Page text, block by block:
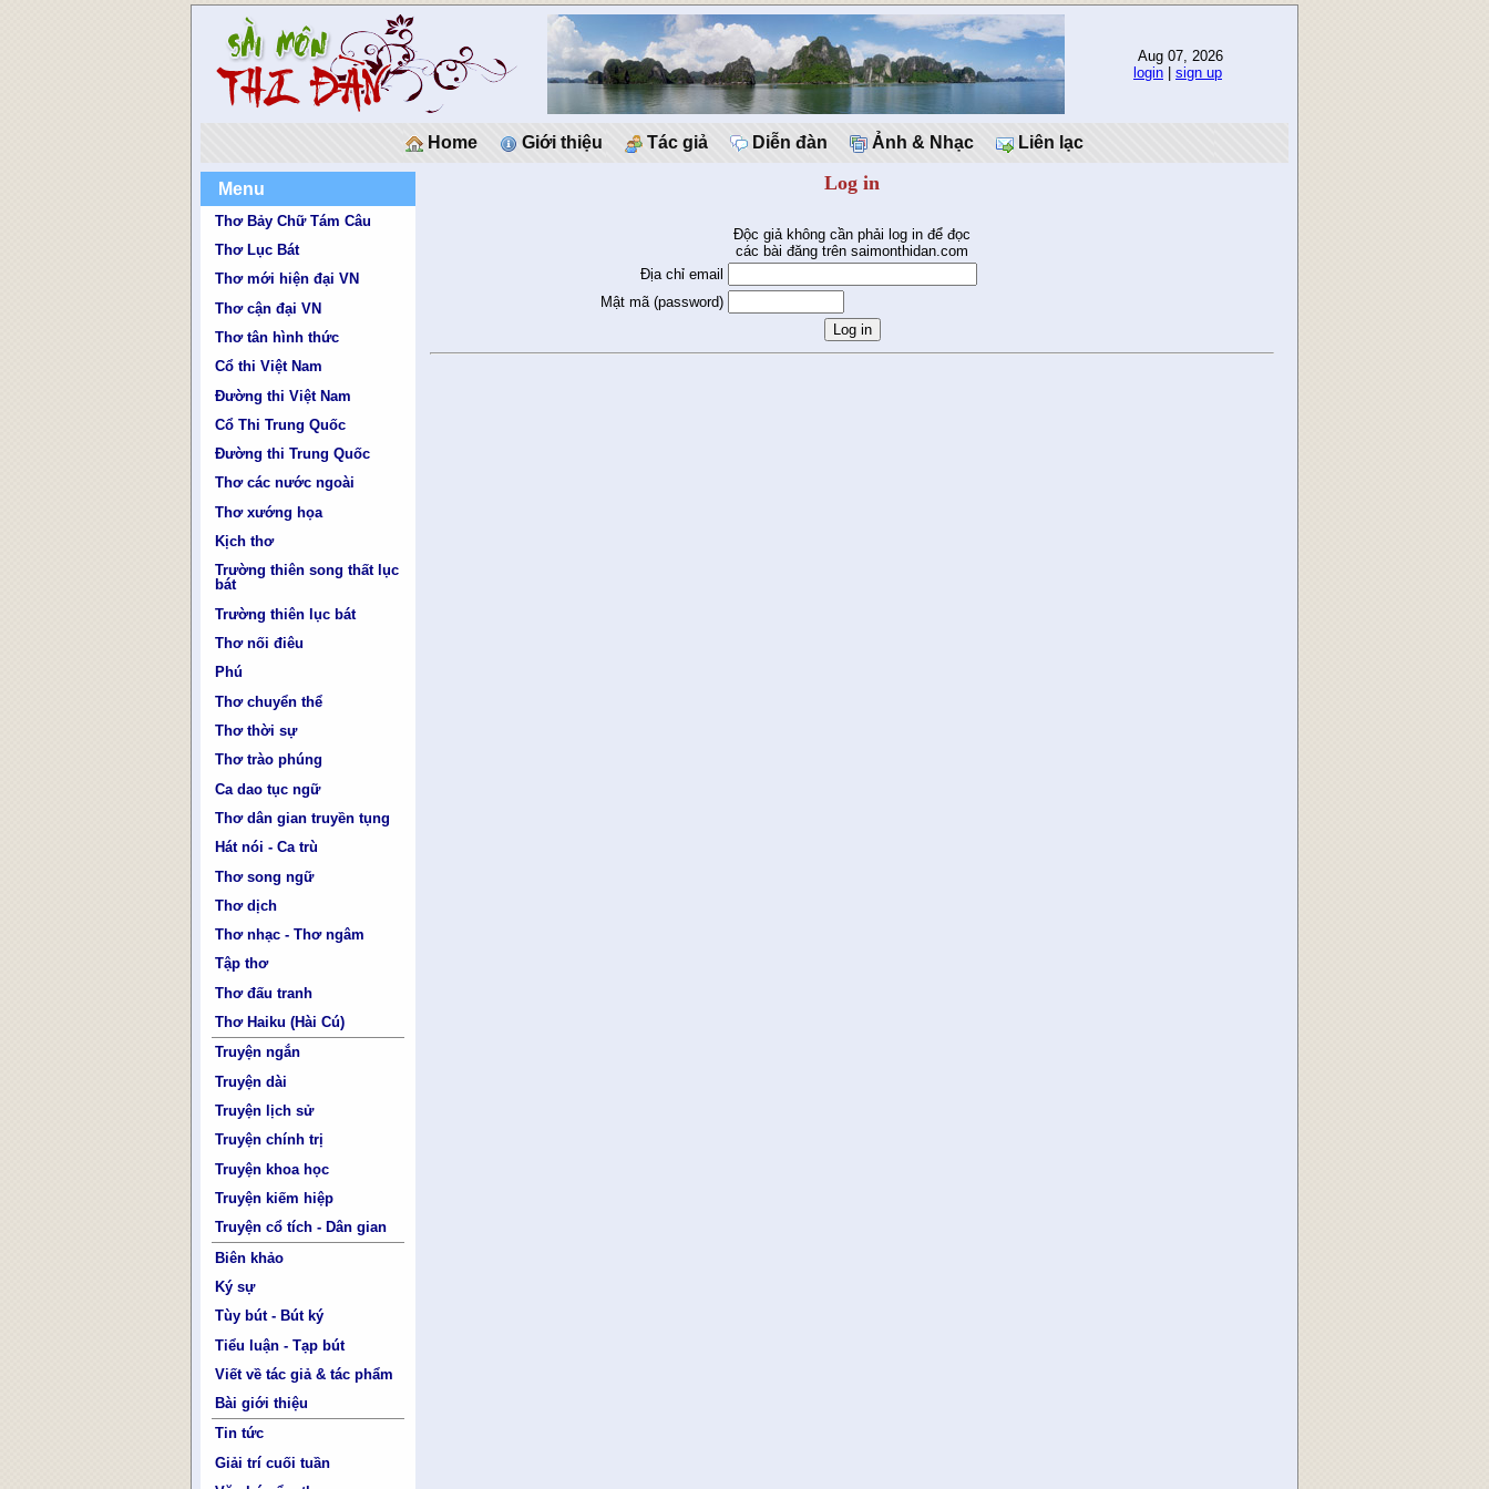
Aug 07, 2026
login
sign up
Home Giới thiệu Tác giả Diễn đàn Ảnh & Nhạc Liên lạc
Menu
Thơ Bảy Chữ Tám Câu
Thơ Lục Bát
Thơ mới hiện đại VN
Thơ cận đại VN
Thơ tân hình thức
Cổ thi Việt Nam
Đường thi Việt Nam
Cổ Thi Trung Quốc
Đường thi Trung Quốc
Thơ các nước ngoài
Thơ xướng họa
Kịch thơ
Trường thiên song thất lục
bát
Trường thiên lục bát
Thơ nối điêu
Phú
Thơ chuyển thể
Thơ thời sự
Thơ trào phúng
Ca dao tục ngữ
Thơ dân gian truyền tụng
Hát nói - Ca trù
Thơ song ngữ
Thơ dịch
Thơ nhạc - Thơ ngâm
Tập thơ
Thơ đấu tranh
Thơ Haiku (Hài Cú)
Truyện ngắn
Truyện dài
Truyện lịch sử
Truyện chính trị
Truyện khoa học
Truyện kiếm hiệp
Truyện cổ tích - Dân gian
Biên khảo
Ký sự
Tùy bút - Bút ký
Tiểu luận - Tạp bút
Viết về tác giả & tác phẩm
Bài giới thiệu
Tin tức
Giải trí cuối tuần
Log in
Độc giả không cần phải log in để đọc
các bài đăng trên saimonthidan.com
Địa chỉ email
Mật mã (password)